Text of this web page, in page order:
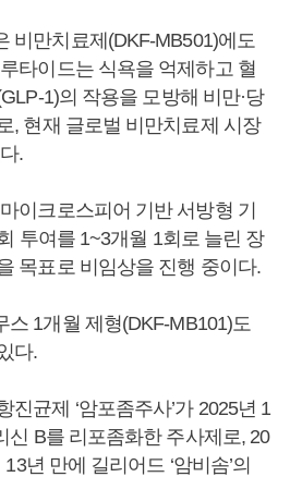
비만치료제(DKF-MB501)에도
타이드는 식욕을 억제하고 혈
1)의 작용을 모방해 비만·당
, 현재 글로벌 비만치료제 시장
.
이크로스피어 기반 서방형 기
투여를 1~3개월 1회로 늘린 장
목표로 비임상을 진행 중이다.
1개월 제형(DKF-MB101)도
다.
진균제 ‘암포좀주사’가 2025년 1
신 B를 리포좀화한 주사제로, 20
년 만에 길리어드 ‘암비솜’의